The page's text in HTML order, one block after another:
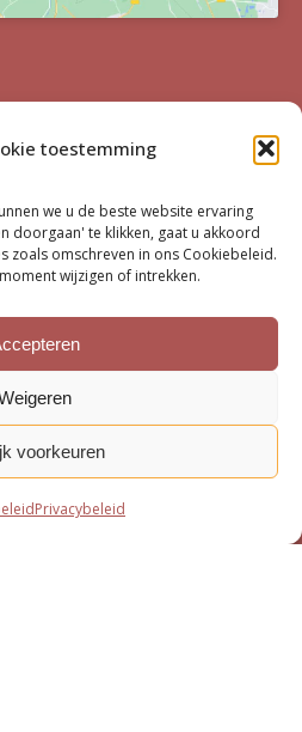
toestemming
we u de beste website ervaring
doorgaan' te klikken, gaat u akkoord
zoals omschreven in ons Cookiebeleid.
wijzigen of intrekken.
voorkeuren
Privacybeleid
de gehaktmolen? Hof buigt zich
jaar oude cold case
voor de familie’
bestraft door tuchtrechter om